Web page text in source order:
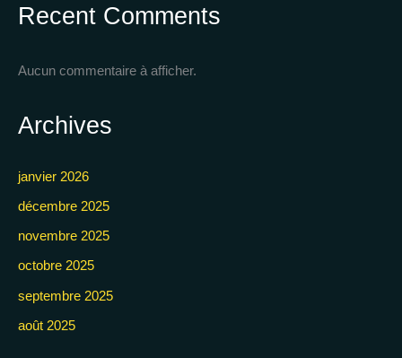
Recent Comments
Aucun commentaire à afficher.
Archives
janvier 2026
décembre 2025
novembre 2025
octobre 2025
septembre 2025
août 2025